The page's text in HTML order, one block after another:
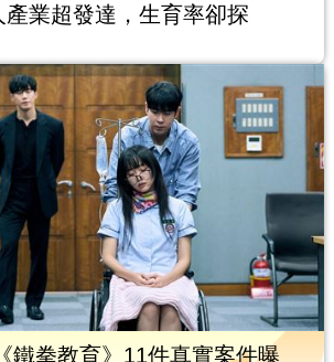
業超發達，生育率卻探
鐵拳教育》11件真實案件曝